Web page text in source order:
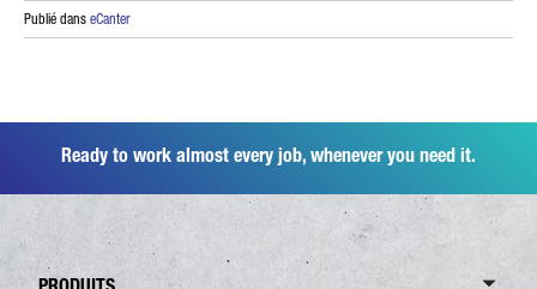
Publié dans eCanter
Ready to work almost every job, whenever you need it.